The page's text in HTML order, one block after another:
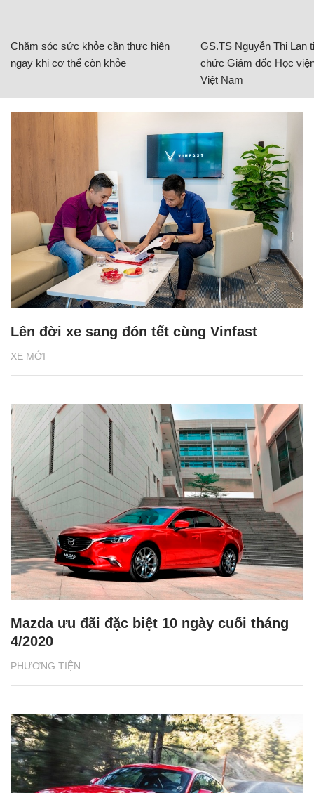
Chăm sóc sức khỏe cần thực hiện
ngay khi cơ thể còn khỏe
GS.TS Nguyễn Thị Lan
chức Giám đốc Học
Việt Nam
XE MỚI
Lên đời xe sang đón tết cùng Vinfast
PHƯƠNG TIỆN
Mazda ưu đãi đặc biệt 10 ngày cuối tháng
4/2020